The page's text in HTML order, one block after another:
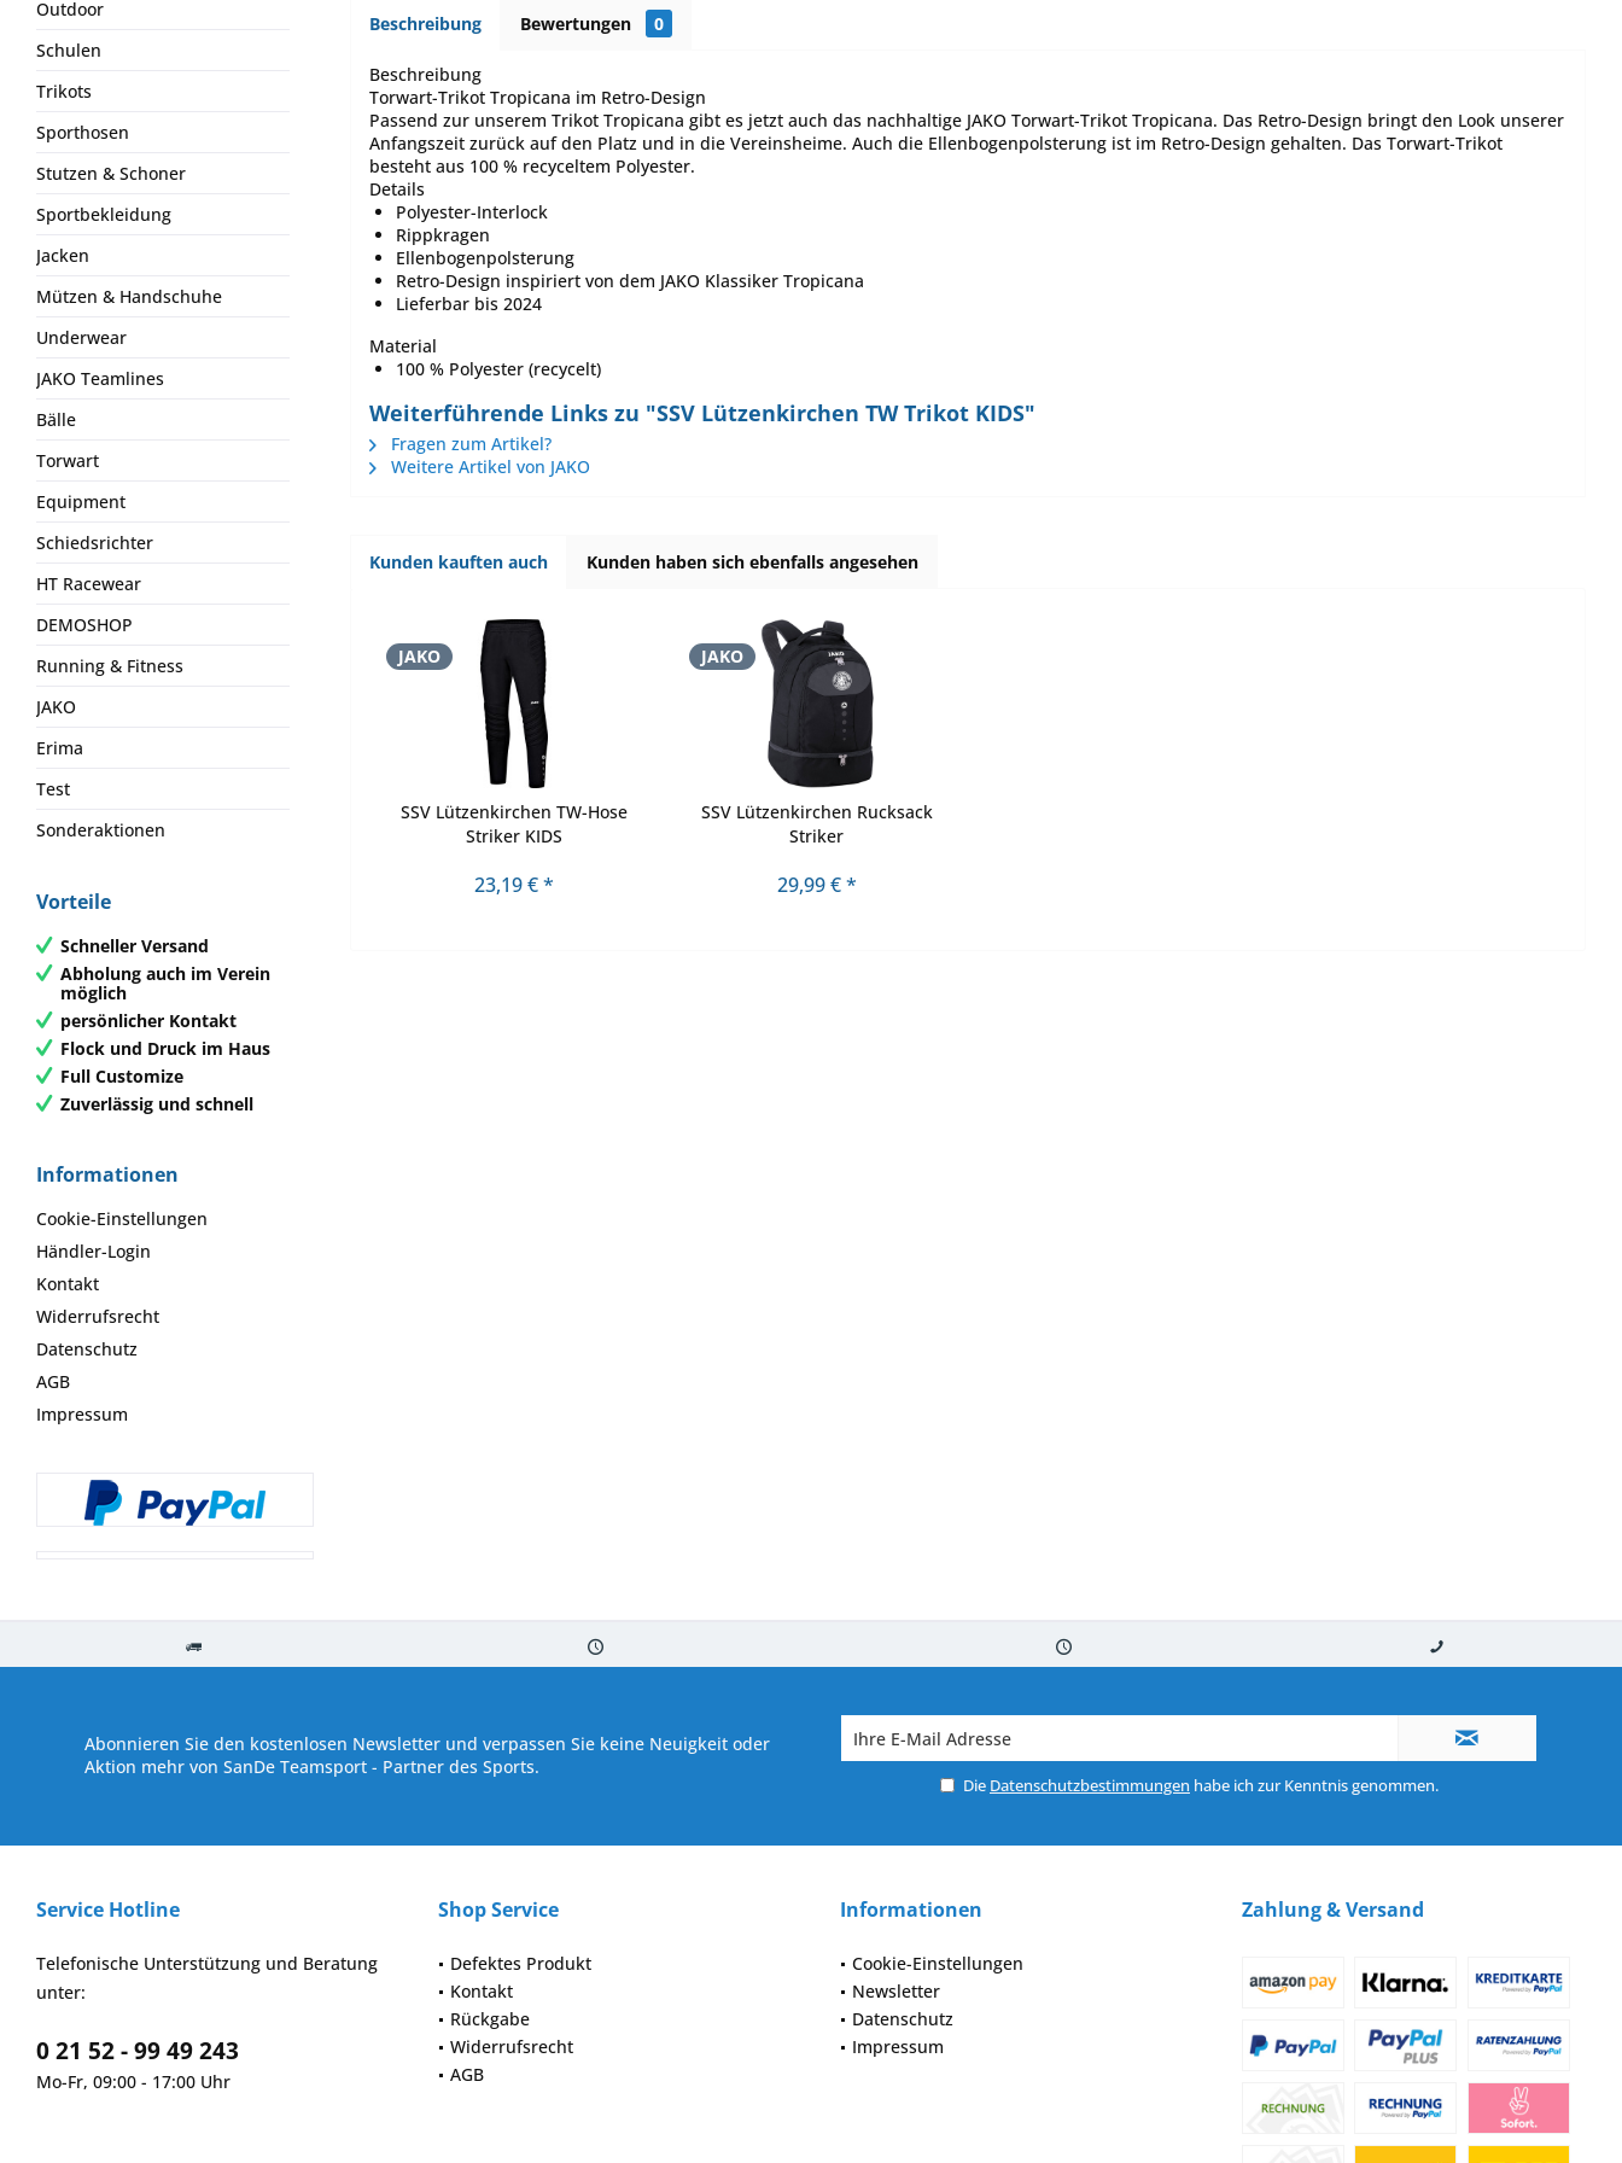
Outdoor
Schulen
Trikots
Sporthosen
Stutzen & Schoner
Sportbekleidung
Jacken
Mützen & Handschuhe
Underwear
JAKO Teamlines
Bälle
Torwart
Equipment
Schiedsrichter
HT Racewear
DEMOSHOP
Running & Fitness
JAKO
Erima
Test
Sonderaktionen
Vorteile
Schneller Versand
Abholung auch im Verein
möglich
persönlicher Kontakt
Flock und Druck im Haus
Full Customize
Zuverlässig und schnell
Informationen
Cookie-Einstellungen
Händler-Login
Kontakt
Widerrufsrecht
Datenschutz
AGB
Impressum
Beschreibung Bewertungen 0
Beschreibung
Torwart-Trikot Tropicana im Retro-Design
Passend zur unserem Trikot Tropicana gibt es jetzt auch das nachhaltige JAKO Torwart-Trikot Tropicana. Das Retro-Design bringt den Look unserer
Anfangszeit zurück auf den Platz und in die Vereinsheime. Auch die Ellenbogenpolsterung ist im Retro-Design gehalten. Das Torwart-Trikot
besteht aus 100 % recyceltem Polyester.
Details
Polyester-Interlock
Rippkragen
Ellenbogenpolsterung
Retro-Design inspiriert von dem JAKO Klassiker Tropicana
Lieferbar bis 2024
Material
100 % Polyester (recycelt)
Weiterführende Links zu "SSV Lützenkirchen TW Trikot KIDS"
Fragen zum Artikel?
Weitere Artikel von JAKO
Kunden kauften auch Kunden haben sich ebenfalls angesehen
JAKO
SSV Lützenkirchen TW-Hose
Striker KIDS
23,19 € *
JAKO
SSV Lützenkirchen Rucksack
Striker
29,99 € *
Abonnieren Sie den kostenlosen Newsletter und verpassen Sie keine Neuigkeit oder
Aktion mehr von SanDe Teamsport - Partner des Sports.
Die Datenschutzbestimmungen habe ich zur Kenntnis genommen.
Service Hotline
Telefonische Unterstützung und Beratung
unter:
0 21 52 - 99 49 243
Mo-Fr, 09:00 - 17:00 Uhr
Shop Service
Defektes Produkt
Kontakt
Rückgabe
Widerrufsrecht
AGB
Informationen
Cookie-Einstellungen
Newsletter
Datenschutz
Impressum
Zahlung & Versand